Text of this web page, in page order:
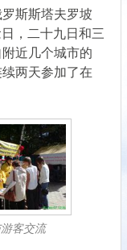
斯斯塔夫罗坡
，二十九日和三
近几个城市的
两天参加了在
客交流